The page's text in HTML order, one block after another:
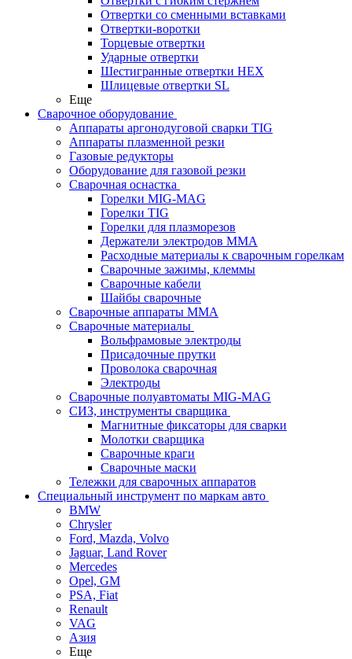
Отвертки со сменными вставками
Отвертки-воротки
Торцевые отвертки
Ударные отвертки
Шестигранные отвертки HEX
Шлицевые отвертки SL
Еще
Сварочное оборудование
Аппараты аргонодуговой сварки TIG
Аппараты плазменной резки
Газовые редукторы
Оборудование для газовой резки
Сварочная оснастка
Горелки MIG-MAG
Горелки TIG
Горелки для плазморезов
Держатели электродов ММА
Расходные материалы к сварочным горелкам
Сварочные зажимы, клеммы
Сварочные кабели
Шайбы сварочные
Сварочные аппараты MMA
Сварочные материалы
Вольфрамовые электроды
Присадочные прутки
Проволока сварочная
Электроды
Сварочные полуавтоматы MIG-MAG
СИЗ, инструменты сварщика
Магнитные фиксаторы для сварки
Молотки сварщика
Сварочные краги
Сварочные маски
Тележки для сварочных аппаратов
Специальный инструмент по маркам авто
BMW
Chrysler
Ford, Mazda, Volvo
Jaguar, Land Rover
Mercedes
Opel, GM
PSA, Fiat
Renault
VAG
Азия
Еще